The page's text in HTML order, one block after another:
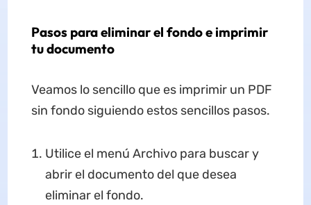
Pasos para eliminar el fondo e imprimir
tu documento
Veamos lo sencillo que es imprimir un PDF
sin fondo siguiendo estos sencillos pasos.
Utilice el menú Archivo para buscar y
abrir el documento del que desea
eliminar el fondo.